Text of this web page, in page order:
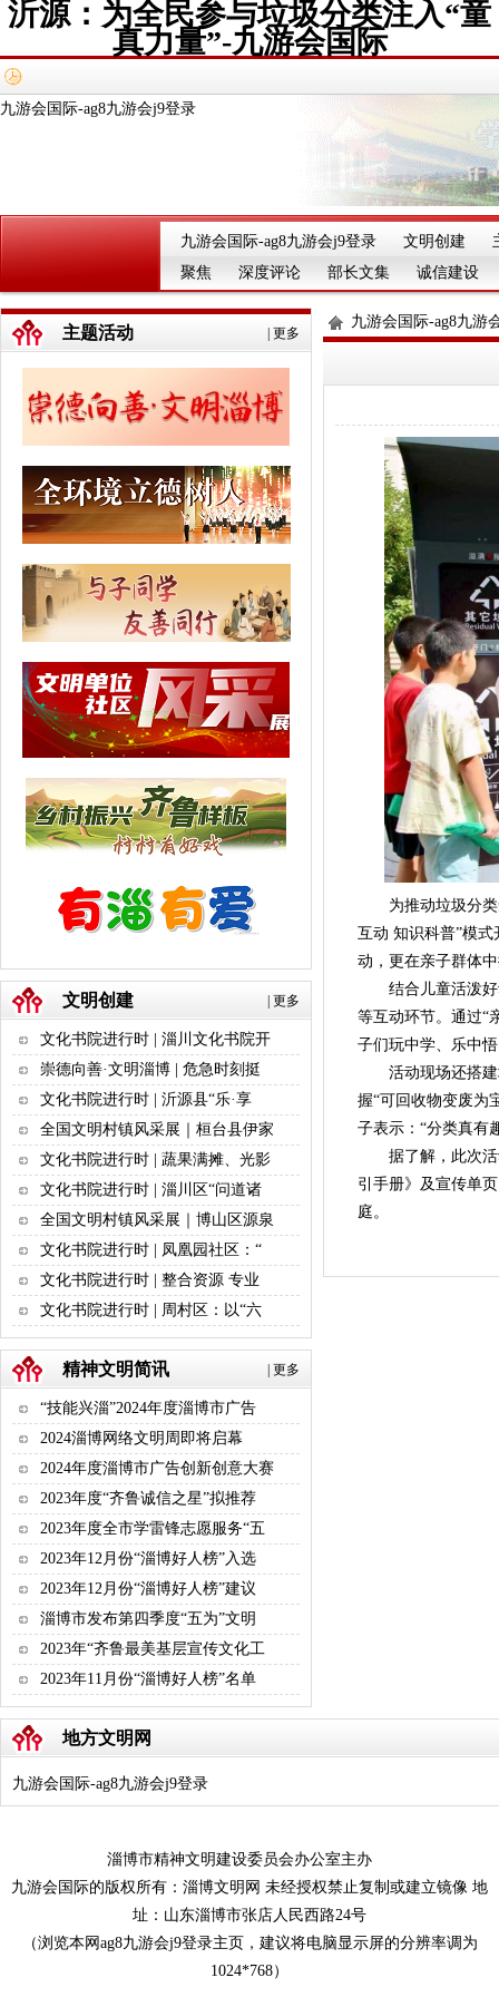
沂源：为全民参与垃圾分类注入“童
真力量”-九游会国际
九游会国际-ag8九游会j9登录
九游会国际-ag8九游会j9登录 文明创建
聚焦
深度评论 部长文集 诚信建设
更多
主题活动
更多
文明创建
文化书院进行时 | 淄川文化书院开
崇德向善·文明淄博 | 危急时刻挺
文化书院进行时 | 沂源县“乐·享
全国文明村镇风采展｜桓台县伊家
文化书院进行时 | 蔬果满摊、光影
文化书院进行时 | 淄川区“问道诸
全国文明村镇风采展｜博山区源泉
文化书院进行时 | 凤凰园社区：“
文化书院进行时 | 整合资源 专业
文化书院进行时 | 周村区：以“六
更多
精神文明简讯
“技能兴淄”2024年度淄博市广告
2024淄博网络文明周即将启幕
2024年度淄博市广告创新创意大赛
2023年度“齐鲁诚信之星”拟推荐
2023年度全市学雷锋志愿服务“五
2023年12月份“淄博好人榜”入选
2023年12月份“淄博好人榜”建议
淄博市发布第四季度“五为”文明
2023年“齐鲁最美基层宣传文化工
2023年11月份“淄博好人榜”名单
九游会国际-ag8九游
为推动垃圾分类
互动 知识科普”模
动，更在亲子群体
结合儿童活泼好
等互动环节。通过“
子们玩中学、乐中
活动现场还搭建垃
握“可回收物变废为
子表示：“分类真有
据了解，此次
引手册》及宣传单
庭。
地方文明网
九游会国际-ag8九游会j9登录
淄博市精神文明建设委员会办公室主办
九游会国际的版权所有：淄博文明网 未经授权禁止复制或建立镜像 地
址：山东淄博市张店人民西路24号
（浏览本网ag8九游会j9登录主页，建议将电脑显示屏的分辨率调为
1024*768）